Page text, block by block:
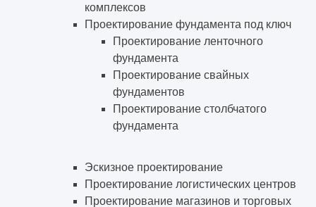
комплексов
Проектирование фундамента под ключ
Проектирование ленточного
фундамента
Проектирование свайных
фундаментов
Проектирование столбчатого
фундамента
Эскизное проектирование
Проектирование логистических центров
Проектирование магазинов и торговых